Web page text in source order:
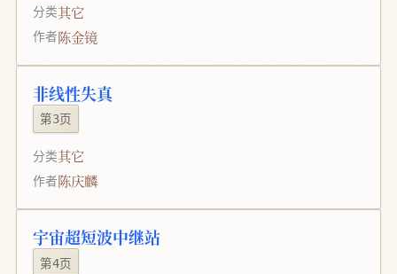
分类其它
作者陈金镜
非线性失真
第3页
分类其它
作者陈庆麟
宇宙超短波中继站
第4页